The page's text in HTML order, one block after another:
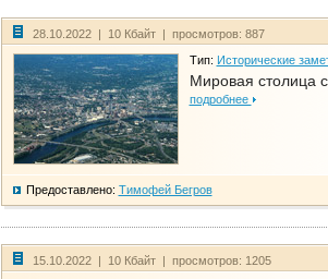
28.10.2022 | 10 Кбайт | просмотров: 887
Тип: Исторические
Мировая столица
подробнее
Предоставлено: Тимофей Бегров
15.10.2022 | 10 Кбайт | просмотров: 1205